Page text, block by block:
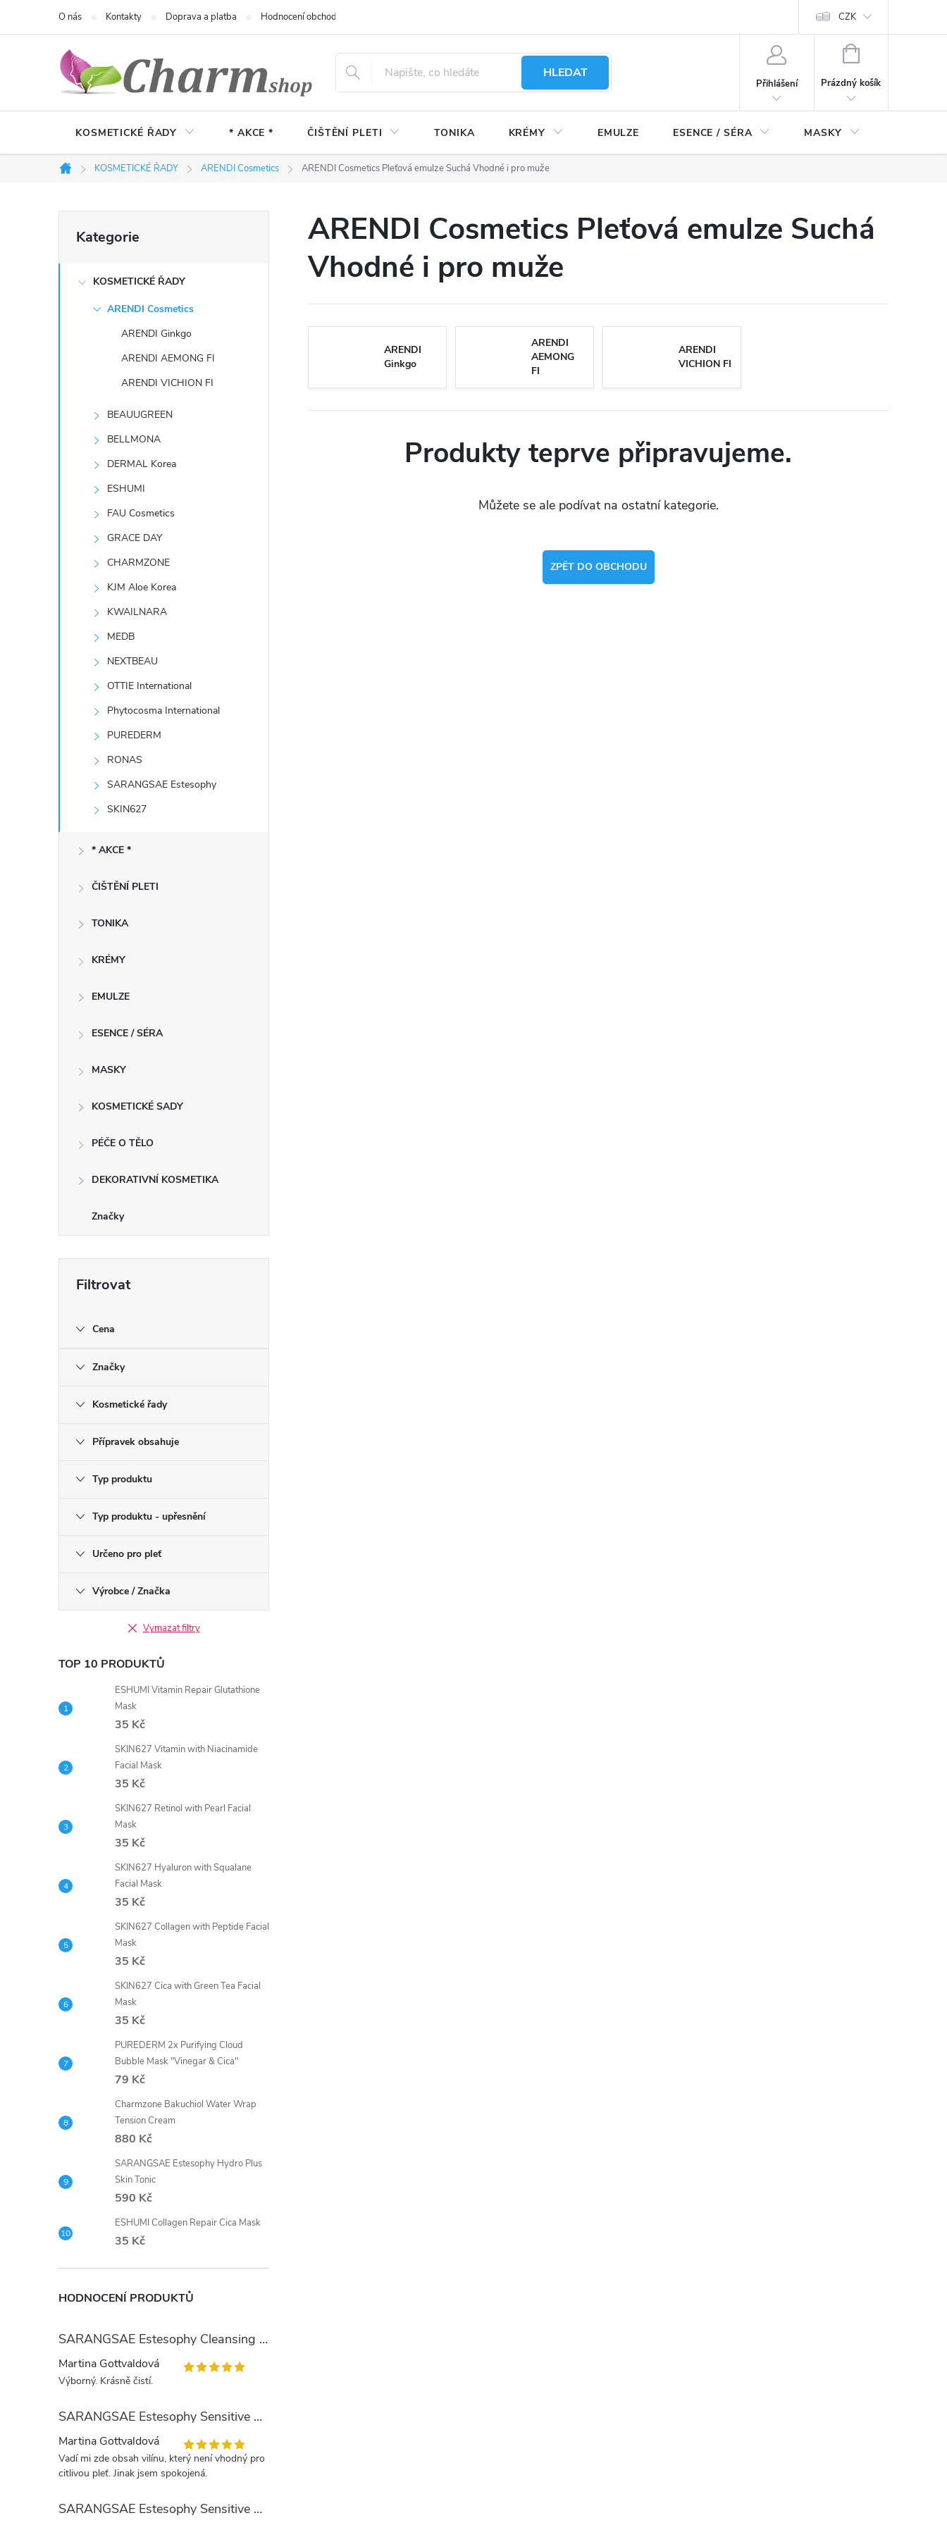
O nás Kontakty Doprava a platba Hodnocení obchodu CZK
HLEDAT
Přihlášení
NÁKUPNÍ
Prázdný košík
KOSMETICKÉ ŘADY * AKCE * ČIŠTĚNÍ PLETI TONIKA KRÉMY EMULZE ESENCE / SÉRA MASKY
Domů
KOSMETICKÉ ŘADY ARENDI Cosmetics ARENDI Cosmetics Pleťová emulze Suchá Vhodné i pro muže
o
kategorie
Kategorie
KOSMETICKÉ ŘADY
ARENDI Cosmetics
ARENDI Ginkgo
ARENDI AEMONG FI
ARENDI VICHION FI
BEAUUGREEN
BELLMONA
DERMAL Korea
ESHUMI
FAU Cosmetics
GRACE DAY
CHARMZONE
KJM Aloe Korea
KWAILNARA
MEDB
NEXTBEAU
OTTIE International
Phytocosma International
PUREDERM
RONAS
SARANGSAE Estesophy
SKIN627
* AKCE *
ČIŠTĚNÍ PLETI
TONIKA
KRÉMY
EMULZE
ESENCE / SÉRA
MASKY
KOSMETICKÉ SADY
PÉČE O TĚLO
DEKORATIVNÍ KOSMETIKA
Značky
Cena
Značky
Kosmetické řady
Přípravek obsahuje
Typ produktu
Typ produktu - upřesnění
Určeno pro pleť
Výrobce / Značka
Vymazat filtry
TOP 10 PRODUKTŮ
ESHUMI Vitamin Repair Glutathione
Mask
35 Kč
SKIN627 Vitamin with Niacinamide
Facial Mask
35 Kč
SKIN627 Retinol with Pearl Facial
Mask
35 Kč
SKIN627 Hyaluron with Squalane
Facial Mask
35 Kč
SKIN627 Collagen with Peptide Facial
Mask
35 Kč
SKIN627 Cica with Green Tea Facial
Mask
35 Kč
PUREDERM 2x Purifying Cloud
Bubble Mask "Vinegar & Cica"
79 Kč
Charmzone Bakuchiol Water Wrap
Tension Cream
880 Kč
SARANGSAE Estesophy Hydro Plus
Skin Tonic
590 Kč
ESHUMI Collagen Repair Cica Mask
35 Kč
HODNOCENÍ PRODUKTŮ
SARANGSAE Estesophy Cleansing Gel
Martina Gottvaldová
Výborný. Krásně čistí.
SARANGSAE Estesophy Sensitive Skin Tonic
Martina Gottvaldová
Vadí mi zde obsah vilínu, který není vhodný pro
citlivou pleť. Jinak jsem spokojená.
SARANGSAE Estesophy Sensitive Day Cream
ARENDI Cosmetics Pleťová emulze Suchá
Vhodné i pro muže
ARENDI
Ginkgo
ARENDI
AEMONG
FI
ARENDI
VICHION FI
Produkty teprve připravujeme.
Můžete se ale podívat na ostatní kategorie.
ZPĚT DO OBCHODU